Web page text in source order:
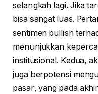
selangkah lagi. Jika
bisa sangat luas.
sentimen bullish
menunjukkan
institusional. Kedua,
juga berpotensi
pasar, yang pada